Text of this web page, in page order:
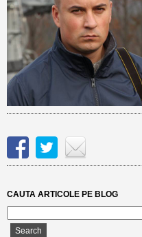
CAUTA ARTICOLE PE BLOG